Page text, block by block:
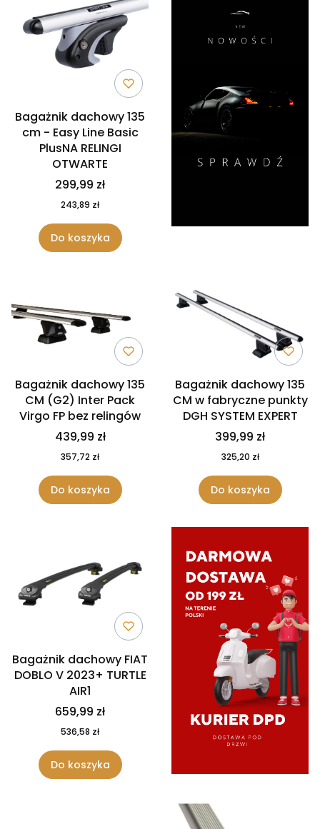
Bagażnik dachowy 135
cm - Easy Line Basic
PlusNA RELINGI
OTWARTE
299,99 zł
243,89 zł
Do koszyka
Bagażnik dachowy 135
CM (G2) Inter Pack
Virgo FP bez relingów
439,99 zł
357,72 zł
Do koszyka
Bagażnik dachowy 135
CM w fabryczne punkty
DGH SYSTEM EXPERT
399,99 zł
325,20 zł
Do koszyka
Bagażnik dachowy FIAT
DOBLO V 2023+ TURTLE
AIR1
659,99 zł
536,58 zł
Do koszyka